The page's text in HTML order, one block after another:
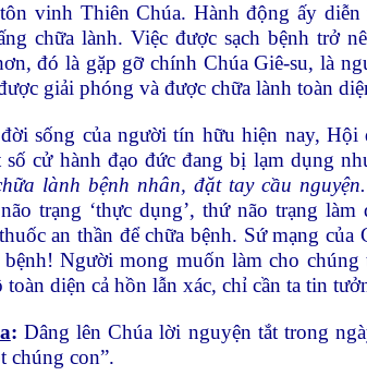
vinh Thiên Chúa. Hành động ấy
chữa lành. Việc được sạch bệnh trở
đó là gặp gỡ chính Chúa Giê-su, là
giải phóng và được chữa lành toàn
sống của người tín hữu hiện nay, Hội
cử hành đạo đức đang bị lạm dụng
lành bệnh nhân, đặt tay cầu nguyện.
trạng ‘thực dụng’, thứ não trạng
an thần để chữa bệnh. Sứ mạng của
bệnh! Người mong muốn làm cho
toàn diện cả hồn lẫn xác, chỉ cần ta tin
: Dâng lên Chúa lời nguyện tắt trong
chúng con”.